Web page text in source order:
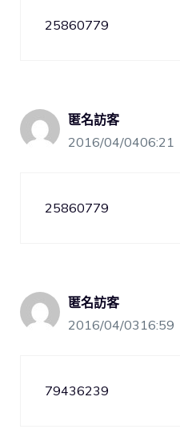
25860779
匿名訪客
2016/04/0406:21
25860779
匿名訪客
2016/04/0316:59
79436239